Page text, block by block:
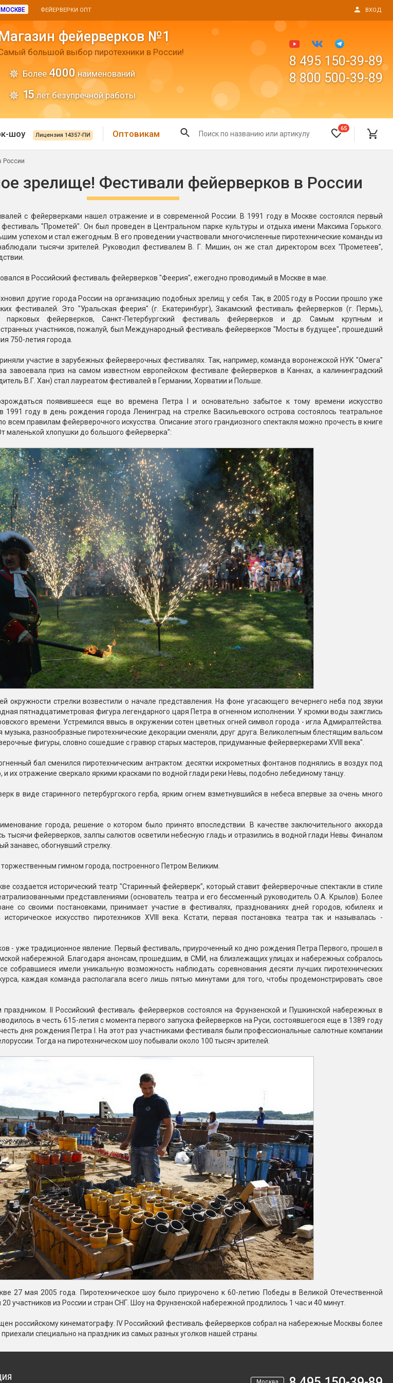
МОСКВЕ ФЕЙЕРВЕРКИ ОПТ ВХОД
фейерверков №1
большой выбор пиротехники в России!
Более 4000наименований
15 лет безупречной работы
8 495 150-39-89
8 800 500-39-89
Римские свечи
Хлопушки и пневмохлопушки
Маленькие хлопушки
Пневмохлопушки
Пружинные хлопушки
Бенгальские огни
Бенгальские огни малые
Бенгальские огни большие
Фонтаны пиротехнические
Фонтаны в торт (холодные)
Фонтаны сценические (холодные)
Фонтаны для улицы
Ракеты
Фестивальные шары
Фонтаны в торт (холодные)
Конфетти, серпантин
Небесные фонарики
Оборудование для
спецэффектов
Фейерверк-шоу
шоу Лицензия 14357-ПИ Оптовикам
65
России
зрелище! Фестивали фейерверков в России
с фейерверками нашел отражение и в современной России. В 1991 году в Москве состоялся первый
"Прометей". Он был проведен в Центральном парке культуры и отдыха имени Максима Горького.
успехом и стал ежегодным. В его проведении участвовали многочисленные пиротехнические команды из
тысячи зрителей. Руководил фестивалем В. Г. Мишин, он же стал директором всех "Прометеев",
в Российский фестиваль фейерверков "Феерия", ежегодно проводимый в Москве в мае.
другие города России на организацию подобных зрелищ у себя. Так, в 2005 году в России прошло уже
фестивалей. Это "Уральская феерия" (г. Екатеринбург), Закамский фестиваль фейерверков (г. Пермь),
парковых фейерверков, Санкт-Петербургский фестиваль фейерверков и др. Самым крупным и
участников, пожалуй, был Международный фестиваль фейерверков "Мосты в будущее", прошедший
750-летия города.
участие в зарубежных фейерверочных фестивалях. Так, например, команда воронежской НУК "Омега"
завоевала приз на самом известном европейском фестивале фейерверков в Каннах, а калининградский
В.Г. Хан) стал лауреатом фестивалей в Германии, Хорватии и Польше.
появившееся еще во времена Петра I и основательно забытое к тому времени искусство
1991 году в день рождения города Ленинград на стрелке Васильевского острова состоялось театральное
всем правилам фейерверочного искусства. Описание этого грандиозного спектакля можно прочесть в книге
маленькой хлопушки до большого фейерверка":
окружности стрелки возвестили о начале представления. На фоне угасающего вечернего неба под звуки
пятнадцатиметровая фигура легендарного царя Петра в огненном исполнении. У кромки воды зажглись
времени. Устремился ввысь в окружении сотен цветных огней символ города - игла Адмиралтейства.
музыка, разнообразные пиротехнические декорации сменяли, друг друга. Великолепным блестящим вальсом
фигуры, словно сошедшие с гравюр старых мастеров, придуманные фейерверкерами XVIII века".
бал сменился пиротехническим антрактом: десятки искрометных фонтанов поднялись в воздух под
и их отражение сверкало яркими красками по водной глади реки Невы, подобно лебединому танцу.
в виде старинного петербургского герба, ярким огнем взметнувшийся в небеса впервые за очень много
города, решение о котором было принято впоследствии. В качестве заключительного аккорда
тысячи фейерверков, залпы салютов осветили небесную гладь и отразились в водной глади Невы. Финалом
занавес, обогнувший стрелку.
гимном города, построенного Петром Великим.
создается исторический театр "Старинный фейерверк", который ставит фейерверочные спектакли в стиле
представлениями (основатель театра и его бессменный руководитель О.А. Крылов). Более
со своими постановками, принимает участие в фестивалях, празднованиях дней городов, юбилеях и
искусство пиротехников XVIII века. Кстати, первая постановка театра так и называлась -
- уже традиционное явление. Первый фестиваль, приуроченный ко дню рождения Петра Первого, прошел в
набережной. Благодаря анонсам, прошедшим, в СМИ, на близлежащих улицах и набережных собралось
собравшиеся имели уникальную возможность наблюдать соревнования десяти лучших пиротехнических
каждая команда располагала всего лишь пятью минутами для того, чтобы продемонстрировать свое
II Российский фестиваль фейерверков состоялся на Фрунзенской и Пушкинской набережных в
в честь 615-летия с момента первого запуска фейерверков на Руси, состоявшегося еще в 1389 году
дня рождения Петра I. На этот раз участниками фестиваля были профессиональные салютные компании
Тогда на пиротехническом шоу побывали около 100 тысяч зрителей.
27 мая 2005 года. Пиротехническое шоу было приурочено к 60-летию Победы в Великой Отечественной
участников из России и стран СНГ. Шоу на Фрунзенской набережной продлилось 1 час и 40 минут.
российскому кинематографу. IV Российский фестиваль фейерверков собрал на набережные Москвы более
специально на праздник из самых разных уголков нашей страны.